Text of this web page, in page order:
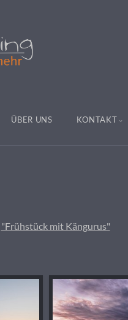
ÜBER UNS KONTAKT
"Frühstück mit Kängurus"